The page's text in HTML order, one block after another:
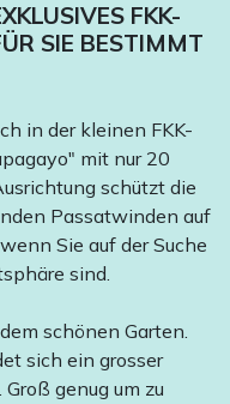
FKK-
SIE BESTIMMT
in der kleinen FKK-
mit nur 20
schützt die
Passatwinden auf
Sie auf der Suche
sind.
schönen Garten.
sich ein grosser
genug um zu